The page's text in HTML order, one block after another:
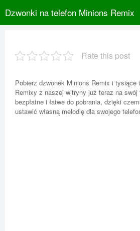
Dzwonki na telefon Minions Remix
Rate this post
Pobierz dzwonek Minions Remix i tysiące
Remixy z naszej witryny już teraz na
bezpłatne i łatwe do pobrania, dzięki
ustawić własną melodię dla swojego